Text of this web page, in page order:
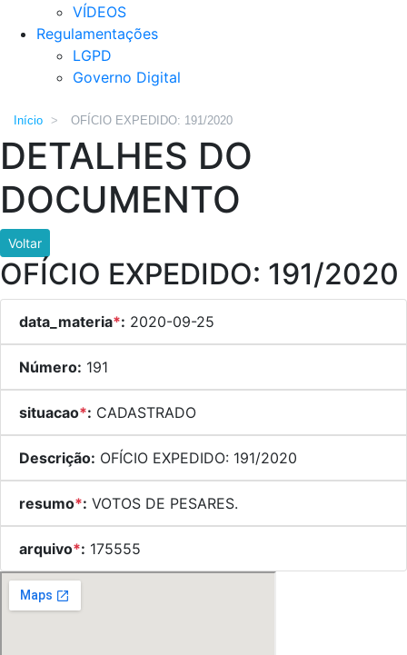
VÍDEOS
Regulamentações
LGPD
Governo Digital
Início > OFÍCIO EXPEDIDO: 191/2020
DETALHES DO
DOCUMENTO
Voltar
OFÍCIO EXPEDIDO: 191/2020
data_materia*: 2020-09-25
Número: 191
situacao*: CADASTRADO
Descrição: OFÍCIO EXPEDIDO: 191/2020
resumo*: VOTOS DE PESARES.
arquivo*: 175555